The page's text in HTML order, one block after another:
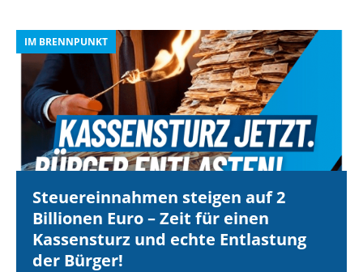
IM BRENNPUNKT
Steuereinnahmen steigen auf 2
Billionen Euro – Zeit für einen
Kassensturz und echte Entlastung
der Bürger!